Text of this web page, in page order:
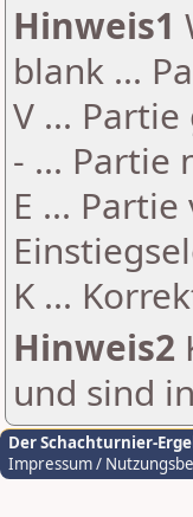
Hinweis1
blank ...
V ...
- ... Partie
E ...
K ...
Hinweis2
und sind
Der Schachturnier-
Impressum /